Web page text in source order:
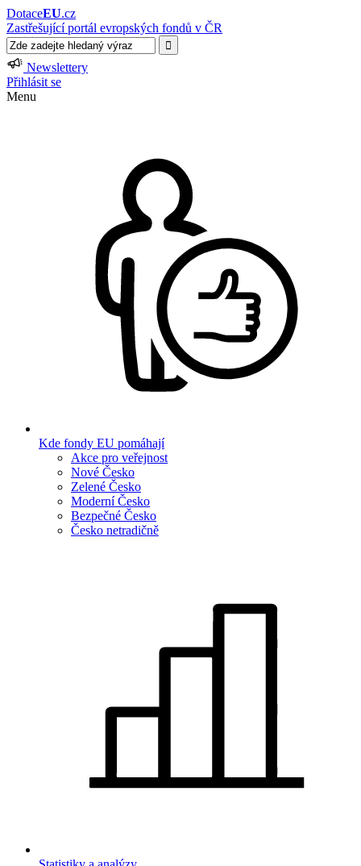
DotaceEU.cz
Zastřešující portál evropských fondů v ČR
Newslettery
Přihlásit se
Menu
Kde fondy EU pomáhají
Akce pro veřejnost
Nové Česko
Zelené Česko
Moderní Česko
Bezpečné Česko
Česko netradičně